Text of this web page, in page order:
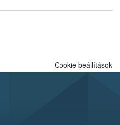
megítélésében jártas szakértőt.
Cookie beállítások